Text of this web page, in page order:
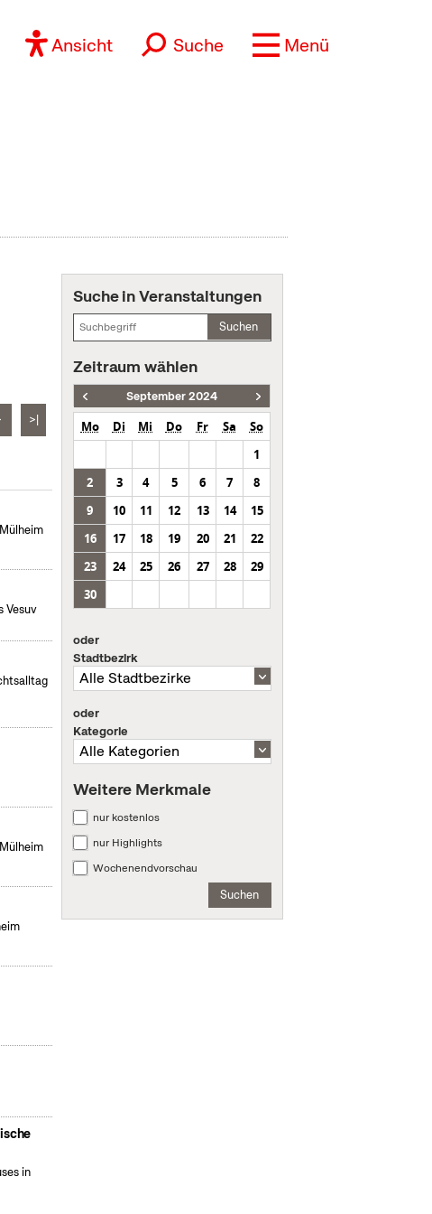
Ansicht Suche Menü
>|
Vesuv
in
Suche in Veranstaltungen
Suchen
Zeitraum wählen
September 2024
Mo Di Mi Do Fr Sa
So
1
2
3 4 5 6 7
8
9
10 11 12 13 14
15
16
17 18 19 20 21
22
23
24 25 26 27 28
29
30
oder
Stadtbezirk
oder
Kategorie
Weitere Merkmale
nur kostenlos
nur Highlights
Wochenendvorschau
Suchen